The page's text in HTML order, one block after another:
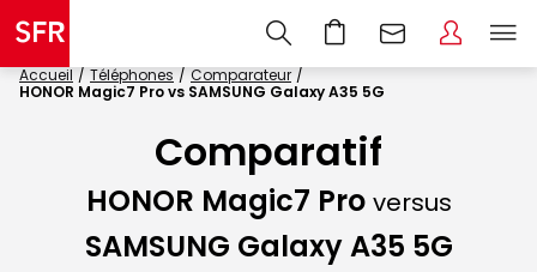
Accueil Téléphones
Comparateur
HONOR Magic7 Pro vs SAMSUNG Galaxy A35 5G
Comparatif
HONOR Magic7 Pro versus
SAMSUNG Galaxy A35 5G